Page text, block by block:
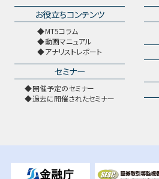
お役立ちコンテンツ
MT5コラム
動画マニュアル
アナリストレポート
セミナー
開催予定のセミナー
過去に開催されたセミナー